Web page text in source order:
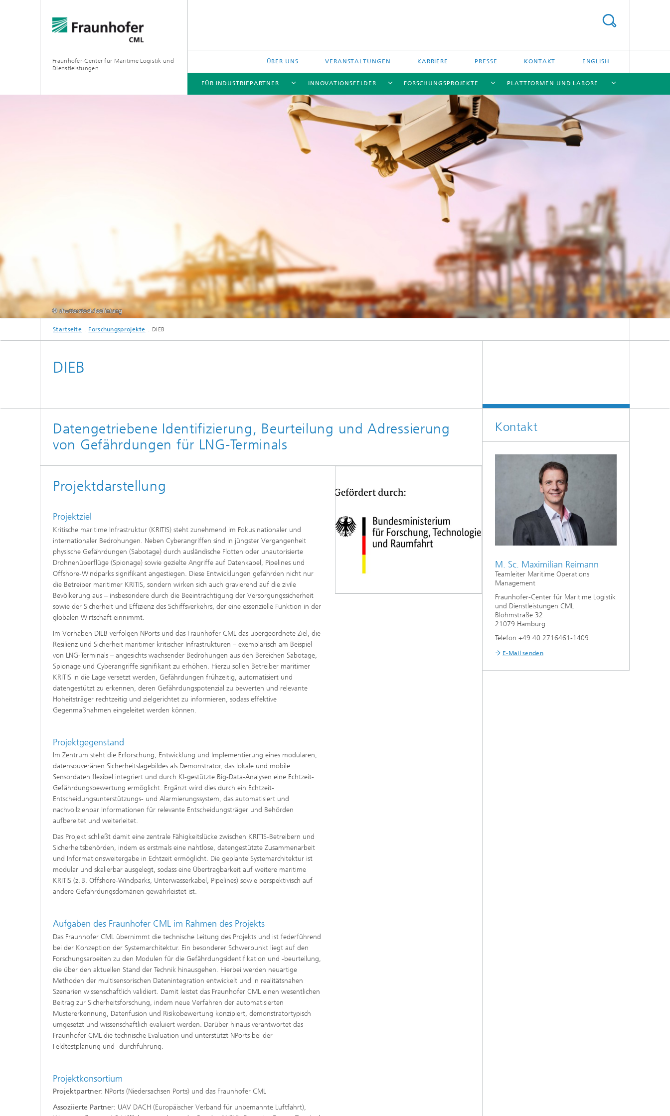
Fraunhofer-Center für Maritime Logistik und
Dienstleistungen
ÜBER UNS VERANSTALTUNGEN KARRIERE PRESSE KONTAKT ENGLISH
FÜR INDUSTRIEPARTNER INNOVATIONSFELDER FORSCHUNGSPROJEKTE PLATTFORMEN UND LABORE
© shutterstock/leolintang
Startseite Forschungsprojekte DIEB
DIEB
Datengetriebene Identifizierung, Beurteilung und Adressierung
von Gefährdungen für LNG-Terminals
Projektdarstellung
Projektziel
Kritische maritime Infrastruktur (KRITIS) steht zunehmend im Fokus nationaler und
internationaler Bedrohungen. Neben Cyberangriffen sind in jüngster Vergangenheit
physische Gefährdungen (Sabotage) durch ausländische Flotten oder unautorisierte
Drohnenüberflüge (Spionage) sowie gezielte Angriffe auf Datenkabel, Pipelines und
Offshore-Windparks signifikant angestiegen. Diese Entwicklungen gefährden nicht nur
die Betreiber maritimer KRITIS, sondern wirken sich auch gravierend auf die zivile
Bevölkerung aus – insbesondere durch die Beeinträchtigung der Versorgungssicherheit
sowie der Sicherheit und Effizienz des Schiffsverkehrs, der eine essenzielle Funktion in der
globalen Wirtschaft einnimmt.
Im Vorhaben DIEB verfolgen NPorts und das Fraunhofer CML das übergeordnete Ziel, die
Resilienz und Sicherheit maritimer kritischer Infrastrukturen – exemplarisch am Beispiel
von LNG-Terminals – angesichts wachsender Bedrohungen aus den Bereichen Sabotage,
Spionage und Cyberangriffe signifikant zu erhöhen. Hierzu sollen Betreiber maritimer
KRITIS in die Lage versetzt werden, Gefährdungen frühzeitig, automatisiert und
datengestützt zu erkennen, deren Gefährdungspotenzial zu bewerten und relevante
Hoheitsträger rechtzeitig und zielgerichtet zu informieren, sodass effektive
Gegenmaßnahmen eingeleitet werden können.
Projektgegenstand
Im Zentrum steht die Erforschung, Entwicklung und Implementierung eines modularen,
datensouveränen Sicherheitslagebildes als Demonstrator, das lokale und mobile
Sensordaten flexibel integriert und durch KI-gestützte Big-Data-Analysen eine Echtzeit-
Gefährdungsbewertung ermöglicht. Ergänzt wird dies durch ein Echtzeit-
Entscheidungsunterstützungs- und Alarmierungssystem, das automatisiert und
nachvollziehbar Informationen für relevante Entscheidungsträger und Behörden
aufbereitet und weiterleitet.
Das Projekt schließt damit eine zentrale Fähigkeitslücke zwischen KRITIS-Betreibern und
Sicherheitsbehörden, indem es erstmals eine nahtlose, datengestützte Zusammenarbeit
und Informationsweitergabe in Echtzeit ermöglicht. Die geplante Systemarchitektur ist
modular und skalierbar ausgelegt, sodass eine Übertragbarkeit auf weitere maritime
KRITIS (z. B. Offshore-Windparks, Unterwasserkabel, Pipelines) sowie perspektivisch auf
andere Gefährdungsdomänen gewährleistet ist.
Aufgaben des Fraunhofer CML im Rahmen des Projekts
Das Fraunhofer CML übernimmt die technische Leitung des Projekts und ist federführend
bei der Konzeption der Systemarchitektur. Ein besonderer Schwerpunkt liegt auf den
Forschungsarbeiten zu den Modulen für die Gefährdungsidentifikation und -beurteilung,
die über den aktuellen Stand der Technik hinausgehen. Hierbei werden neuartige
Methoden der multisensorischen Datenintegration entwickelt und in realitätsnahen
Szenarien wissenschaftlich validiert. Damit leistet das Fraunhofer CML einen wesentlichen
Beitrag zur Sicherheitsforschung, indem neue Verfahren der automatisierten
Mustererkennung, Datenfusion und Risikobewertung konzipiert, demonstratortypisch
umgesetzt und wissenschaftlich evaluiert werden. Darüber hinaus verantwortet das
Fraunhofer CML die technische Evaluation und unterstützt NPorts bei der
Feldtestplanung und -durchführung.
Projektkonsortium
Projektpartner: NPorts (Niedersachsen Ports) und das Fraunhofer CML
Assoziierte Partner: UAV DACH (Europäischer Verband für unbemannte Luftfahrt),
Kontakt
M. Sc. Maximilian Reimann
Teamleiter Maritime Operations
Management
Fraunhofer-Center für Maritime Logistik
und Dienstleistungen CML
Blohmstraße 32
21079 Hamburg
Telefon +49 40 2716461-1409
E-Mail senden